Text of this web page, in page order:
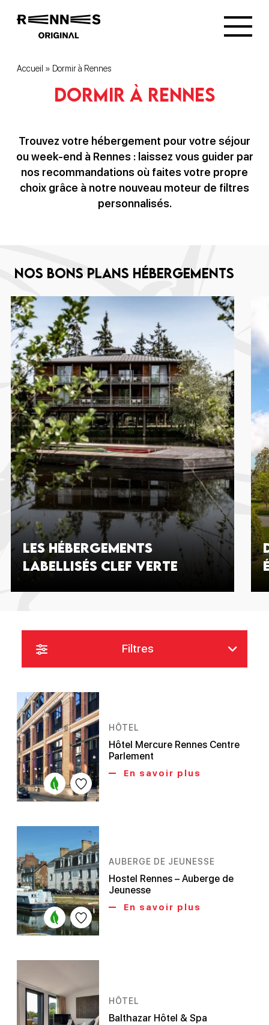
Accueil » Dormir à Rennes
Dormir à Rennes
Trouvez votre hébergement pour votre séjour
ou week-end à Rennes : laissez vous guider par
nos recommandations où faites votre propre
choix grâce à notre nouveau moteur de filtres
personnalisés.
Nos bons plans hébergements
Les hébergements
labellisés Clef Verte
Filtres
HÔTEL
Hôtel Mercure Rennes Centre
Parlement
En savoir plus
AUBERGE DE JEUNESSE
Hostel Rennes – Auberge de
Jeunesse
En savoir plus
HÔTEL
Balthazar Hôtel & Spa